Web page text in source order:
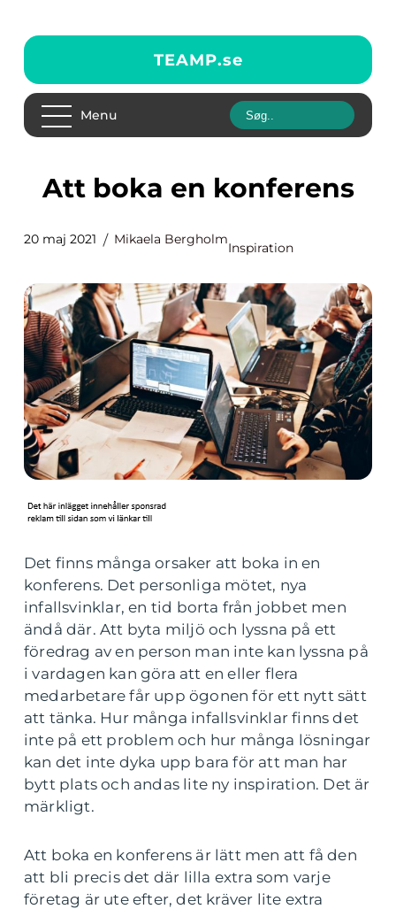
TEAMP.se
Menu
Att boka en konferens
20 maj 2021 Mikaela Bergholm
Inspiration
Det finns många orsaker att boka in en
konferens. Det personliga mötet, nya
infallsvinklar, en tid borta från jobbet men
ändå där. Att byta miljö och lyssna på ett
föredrag av en person man inte kan lyssna på
i vardagen kan göra att en eller flera
medarbetare får upp ögonen för ett nytt sätt
att tänka. Hur många infallsvinklar finns det
inte på ett problem och hur många lösningar
kan det inte dyka upp bara för att man har
bytt plats och andas lite ny inspiration. Det är
märkligt.
Att boka en konferens är lätt men att få den
att bli precis det där lilla extra som varje
företag är ute efter, det kräver lite extra